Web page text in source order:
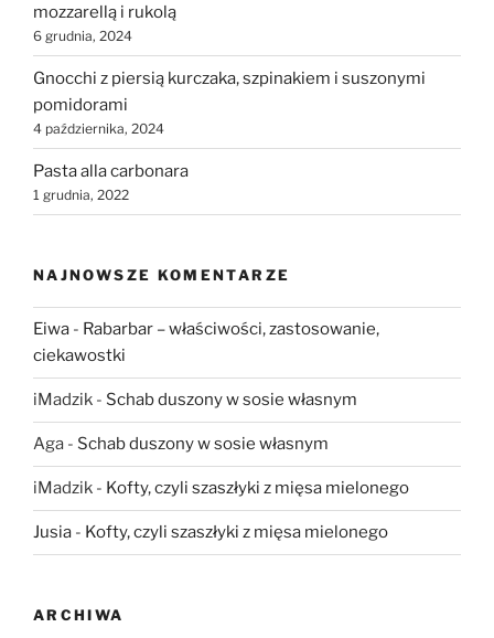
mozzarellą i rukolą
6 grudnia, 2024
Gnocchi z piersią kurczaka, szpinakiem i suszonymi
pomidorami
4 października, 2024
Pasta alla carbonara
1 grudnia, 2022
NAJNOWSZE KOMENTARZE
Eiwa - Rabarbar – właściwości, zastosowanie,
ciekawostki
iMadzik - Schab duszony w sosie własnym
Aga - Schab duszony w sosie własnym
iMadzik - Kofty, czyli szaszłyki z mięsa mielonego
Jusia - Kofty, czyli szaszłyki z mięsa mielonego
ARCHIWA